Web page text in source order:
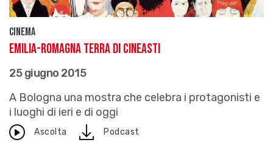
Cinema
Emilia-Romagna terra di cineasti
25 giugno 2015
A Bologna una mostra che celebra i protagonisti e
i luoghi di ieri e di oggi
Ascolta downloadPodcast